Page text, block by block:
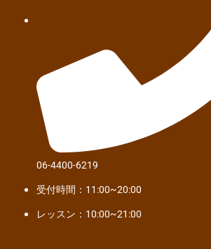
06-4400-6219
受付時間：11:00~20:00
レッスン：10:00~21:00